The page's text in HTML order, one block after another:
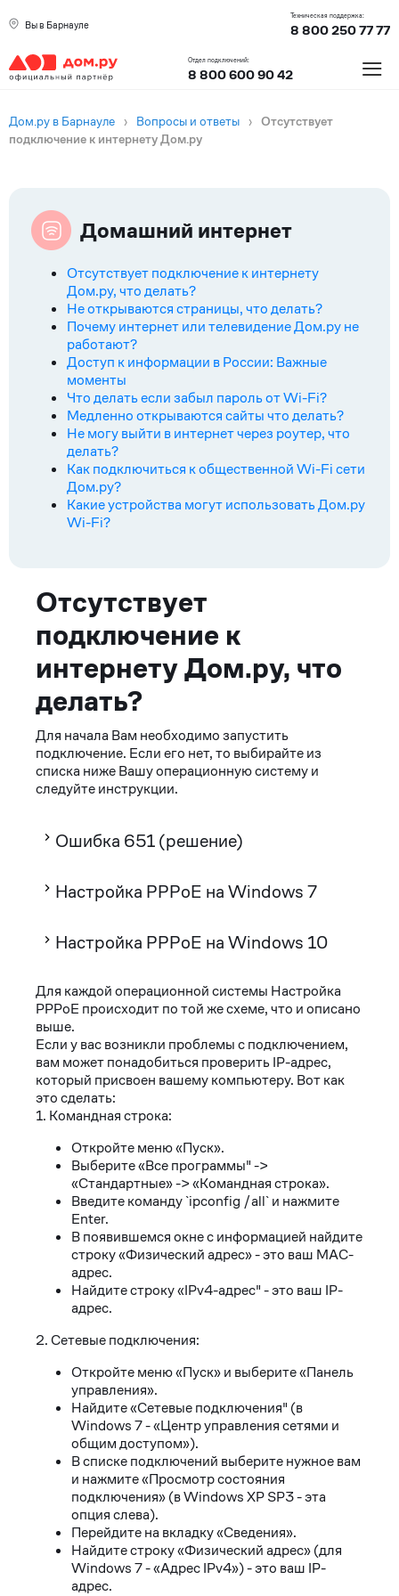
Вы в Барнауле
Техническая поддержка:
8 800 250 77 77
Отдел подключений:
8 800 600 90 42 ≡
Дом.ру в Барнауле › Вопросы и ответы › Отсутствует
подключение к интернету Дом.ру
Домашний интернет
Отсутствует подключение к интернету
Дом.ру, что делать?
Не открываются страницы, что делать?
Почему интернет или телевидение Дом.ру не
работают?
Доступ к информации в России: Важные
моменты
Что делать если забыл пароль от Wi-Fi?
Медленно открываются сайты что делать?
Не могу выйти в интернет через роутер, что
делать?
Как подключиться к общественной Wi-Fi сети
Дом.ру?
Какие устройства могут использовать Дом.ру
Wi-Fi?
Отсутствует
подключение к
интернету Дом.ру, что
делать?
Для начала Вам необходимо запустить
подключение. Если его нет, то выбирайте из
списка ниже Вашу операционную систему и
следуйте инструкции.
Методы
решения
Ошибка 651 (решение)
Настройка PPPoE на Windows 7
Настройка PPPoE на Windows 10
Для каждой операционной системы Настройка
PPPoE происходит по той же схеме, что и описано
выше.
Если у вас возникли проблемы с подключением,
вам может понадобиться проверить IP-адрес,
который присвоен вашему компьютеру. Вот как
это сделать:
1. Командная строка:
Откройте меню «Пуск».
Выберите «Все программы" ->
«Стандартные» -> «Командная строка».
Введите команду `ipconfig /all` и нажмите
Enter.
В появившемся окне с информацией найдите
строку «Физический адрес» - это ваш MAC-
адрес.
Найдите строку «IPv4-адрес" - это ваш IP-
адрес.
2. Сетевые подключения:
Откройте меню «Пуск» и выберите «Панель
управления».
Найдите «Сетевые подключения" (в
Windows 7 - «Центр управления сетями и
общим доступом»).
В списке подключений выберите нужное вам
и нажмите «Просмотр состояния
подключения» (в Windows XP SP3 - эта
опция слева).
Перейдите на вкладку «Сведения».
Найдите строку «Физический адрес» (для
Windows 7 - «Адрес IPv4») - это ваш IP-
адрес.